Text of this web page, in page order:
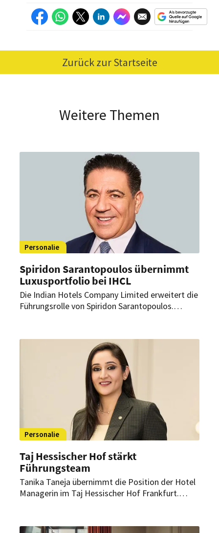
Zurück zur Startseite
Weitere Themen
Personalie
Spiridon Sarantopoulos übernimmt
Luxusportfolio bei IHCL
Die Indian Hotels Company Limited erweitert die
Führungsrolle von Spiridon Sarantopoulos.
Unternehmens – darunter auch das neue Taj
Hessischer Hof Frankfurt.
Personalie
Taj Hessischer Hof stärkt
Führungsteam
Tanika Taneja übernimmt die Position der Hotel
Managerin im Taj Hessischer Hof Frankfurt.
und indische Gastfreundschaft nach Deutschland